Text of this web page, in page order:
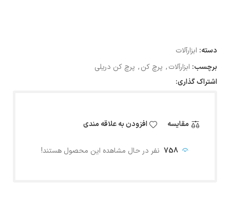
دسته: ابزارآلات
برچسب: ابزارآلات, پرچ کن, پرچ کن دریلی
اشتراک گذاری:
مقایسه افزودن به علاقه مندی
758 نفر در حال مشاهده این محصول هستند!